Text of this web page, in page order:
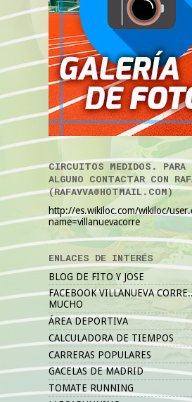
CIRCUITOS MEDIDOS. PARA
ALGUNO CONTACTAR CON
(RAFAVVA@HOTMAIL.COM)
http://es.wikiloc.com/wikiloc/
name=villanuevacorre
ENLACES DE INTERÉS
BLOG DE FITO Y JOSE
FACEBOOK VILLANUEVA
MUCHO
ÁREA DEPORTIVA
CALCULADORA DE TIEMPOS
CARRERAS POPULARES
GACELAS DE MADRID
TOMATE RUNNING